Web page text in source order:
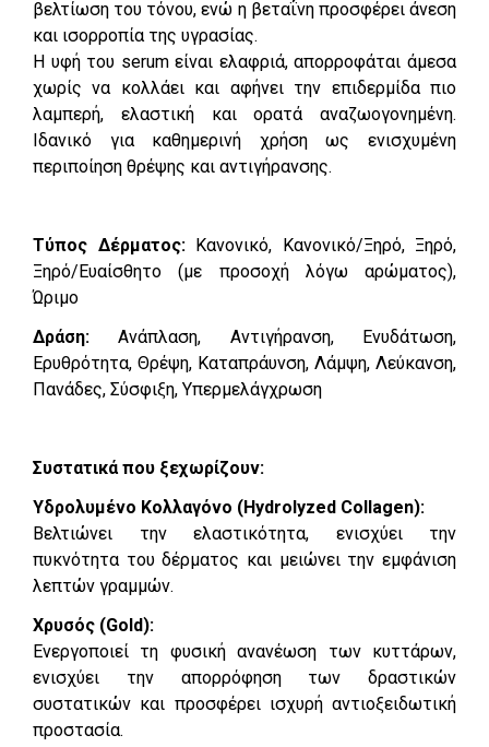
βελτίωση του τόνου, ενώ η βεταΐνη προσφέρει άνεση
και ισορροπία της υγρασίας.
Η υφή του serum είναι ελαφριά, απορροφάται άμεσα
χωρίς να κολλάει και αφήνει την επιδερμίδα πιο
λαμπερή, ελαστική και ορατά αναζωογονημένη.
Ιδανικό για καθημερινή χρήση ως ενισχυμένη
περιποίηση θρέψης και αντιγήρανσης.
Τύπος Δέρματος: Κανονικό, Κανονικό/Ξηρό, Ξηρό,
Ξηρό/Ευαίσθητο (με προσοχή λόγω αρώματος),
Ώριμο
Δράση:Ανάπλαση, Αντιγήρανση, Ενυδάτωση,
Ερυθρότητα, Θρέψη, Καταπράυνση, Λάμψη, Λεύκανση,
Πανάδες, Σύσφιξη, Υπερμελάγχρωση
Συστατικά που ξεχωρίζουν:
Υδρολυμένο Κολλαγόνο (Hydrolyzed Collagen):
Βελτιώνει την ελαστικότητα, ενισχύει την
πυκνότητα του δέρματος και μειώνει την εμφάνιση
λεπτών γραμμών.
Χρυσός (Gold):
Ενεργοποιεί τη φυσική ανανέωση των κυττάρων,
ενισχύει την απορρόφηση των δραστικών
συστατικών και προσφέρει ισχυρή αντιοξειδωτική
προστασία.